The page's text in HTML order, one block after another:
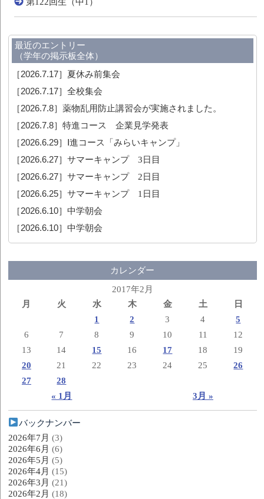
最近のエントリー
（学年の掲示板全体）
［2026.7.17］ 夏休み前集会
［2026.7.17］全校集会
［2026.7.8］薬物乱用防止講習会が実施されました。
［2026.7.8］特進コース 企業見学発表
［2026.6.29］ Ⅰ進コース「みらいキャンプ」
［2026.6.27］サマーキャンプ 3日目
［2026.6.27］サマーキャンプ 2日目
［2026.6.25］サマーキャンプ 1日目
［2026.6.10］中学朝会
［2026.6.10］中学朝会
カレンダー
2017年2月
月
火 水 木 金 土 日
« 1月 3月 »
1 2 3 4
5
6
7 8 9 10 11
12
13
14 15 16 17 18
19
20
21 22 23 24 25
26
27
28
バックナンバー
2026年7月 (3)
2026年6月 (6)
2026年5月 (5)
2026年4月 (15)
2026年3月 (21)
2026年2月 (18)